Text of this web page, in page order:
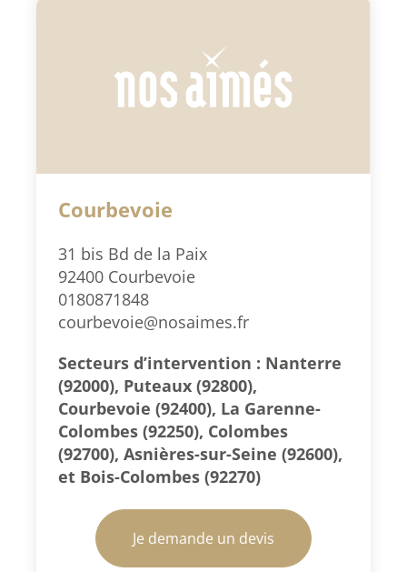
Courbevoie
31 bis Bd de la Paix
92400 Courbevoie
0180871848
courbevoie@nosaimes.fr
Secteurs d’intervention : Nanterre
(92000), Puteaux (92800),
Courbevoie (92400), La Garenne-
Colombes (92250), Colombes
(92700), Asnières-sur-Seine (92600),
et Bois-Colombes (92270)
Je demande un devis